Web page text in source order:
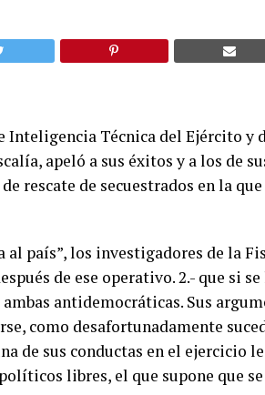
Inteligencia Técnica del Ejército y
apeló a sus éxitos y a los de
rescate de secuestrados en la
país”, los investigadores de la
de ese operativo. 2.- que si
antidemocráticas. Sus
como desafortunadamente
de sus conductas en el ejercicio
libres, el que supone que